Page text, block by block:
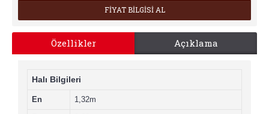
FİYAT BİLGİSİ AL
Özellikler Açıklama
Halı Bilgileri
En 1,32m